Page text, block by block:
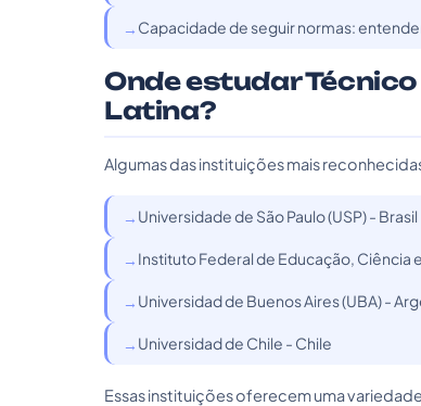
Capacidade de seguir normas:
Onde estudar
Latina?
Algumas das instituições mais
Universidade de São Paulo (USP) - Brasil
Instituto Federal de Educação, Ciência
Universidad de Buenos Aires (UBA) -
Universidad de Chile - Chile
Essas instituições oferecem uma